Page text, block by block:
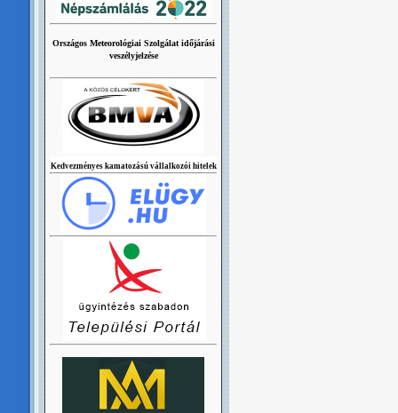
Országos Meteorológiai Szolgálat időjárási
veszélyjelzése
Kedvezményes kamatozású vállalkozói hitelek